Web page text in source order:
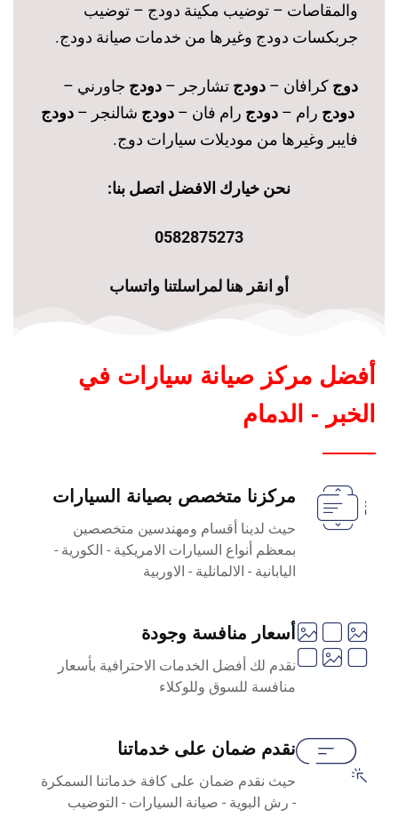
والمقاصات – توضيب مكينة دودج – توضيب
جربكسات دودج وغيرها من خدمات صيانة دودج.
دوج كرافان – دودج تشارجر – دودج جاورني –
دودج رام – دودج رام فان – دودج شالنجر – دودج
فايبر وغيرها من موديلات سيارات دوج.
نحن خيارك الافضل اتصل بنا:
0582875273
أو انقر هنا لمراسلتنا واتساب
أفضل مركز صيانة سيارات في
الخبر - الدمام
مركزنا متخصص بصيانة السيارات
حيث لدينا أقسام ومهندسين متخصصين
بمعظم أنواع السيارات الامريكية - الكورية -
اليابانية - الالمانلية - الاوربية
أسعار منافسة وجودة
نقدم لك أفضل الخدمات الاحترافية بأسعار
منافسة للسوق وللوكلاء
نقدم ضمان على خدماتنا
حيث نقدم ضمان على كافة خدماتنا السمكرة
- رش البوية - صيانة السيارات - التوضيب